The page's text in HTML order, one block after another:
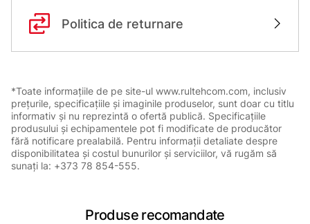
Politica de returnare
*Toate informațiile de pe site-ul www.rultehcom.com, inclusiv
prețurile, specificațiile și imaginile produselor, sunt doar cu titlu
informativ și nu reprezintă o ofertă publică. Specificațiile
produsului și echipamentele pot fi modificate de producător
fără notificare prealabilă. Pentru informații detaliate despre
disponibilitatea și costul bunurilor și serviciilor, vă rugăm să
sunați la: +373 78 854-555.
Produse recomandate